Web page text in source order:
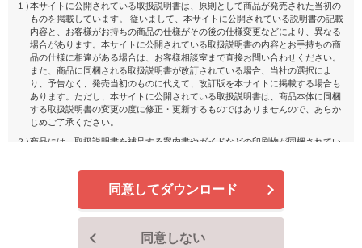
１）本サイトに公開されている取扱説明書は、原則として商品が発売された当初の
ものを掲載しています。 従いまして、本サイトに公開されている説明書の記載
内容と、お客様がお持ちの商品の仕様がその後の仕様変更などにより、異なる
場合があります。本サイトに公開されている取扱説明書の内容とお手持ちの商
品の仕様に相違がある場合は、お客様相談室まで直接お問い合わせください。
また、商品に同梱される取扱説明書が改訂されている場合、当社の選択によ
り、予告なく、発売当初のものに代えて、改訂版を本サイトに掲載する場合も
あります。ただし、本サイトに公開されている取扱説明書は、商品本体に同梱
する取扱説明書の変更の度に修正・更新するものではありませんので、あらか
じめご了承ください。
２）商品には、取扱説明書を補足する案内書やガイドなどの印刷物が同梱されてい
商品ご使用時の安全上のご注意については、取扱説明書に記載または別途同梱の別
基本的に公開しておりません。
取扱説明書中に記載する安全上のご注意は、法的規
同意しない
同意してダウンロード